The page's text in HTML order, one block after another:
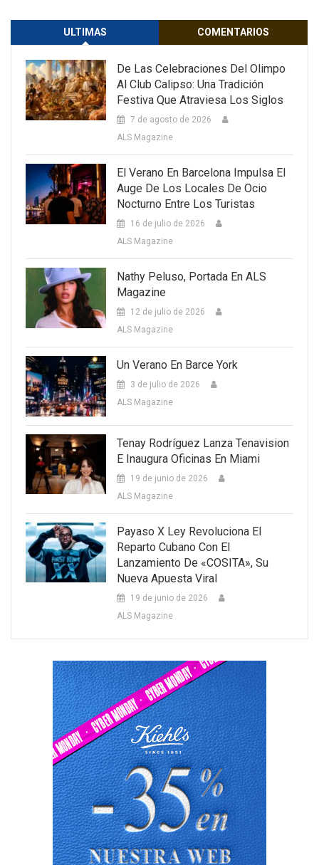
ULTIMAS COMENTARIOS
De Las Celebraciones Del Olimpo
Al Club Calipso: Una Tradición
Festiva Que Atraviesa Los Siglos
7 de agosto de 2026
ALS Magazine
El Verano En Barcelona Impulsa El
Auge De Los Locales De Ocio
Nocturno Entre Los Turistas
16 de julio de 2026
ALS Magazine
Nathy Peluso, Portada En ALS
Magazine
12 de julio de 2026
ALS Magazine
Un Verano En Barce York
3 de julio de 2026
ALS Magazine
Tenay Rodríguez Lanza Tenavision
E Inaugura Oficinas En Miami
19 de junio de 2026
ALS Magazine
Payaso X Ley Revoluciona El
Reparto Cubano Con El
Lanzamiento De «COSITA», Su
Nueva Apuesta Viral
19 de junio de 2026
ALS Magazine